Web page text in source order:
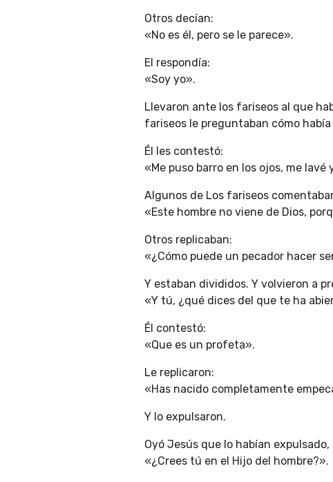
Otros decían:
«No es él, pero se le parece».
El respondía:
«Soy yo».
Llevaron ante los fariseos al que
fariseos le preguntaban cómo
Él les contestó:
«Me puso barro en los ojos, me lavé
Algunos de Los fariseos
«Este hombre no viene de Dios,
Otros replicaban:
«¿Cómo puede un pecador hacer
Y estaban divididos. Y volvieron a
«Y tú, ¿qué dices del que te ha
Él contestó:
«Que es un profeta».
Le replicaron:
«Has nacido completamente
Y lo expulsaron.
Oyó Jesús que lo habían
«¿Crees tú en el Hijo del hombre?».